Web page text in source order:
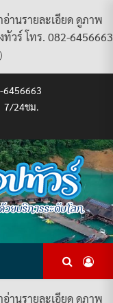
านรายละเอียด ดูภาพ
วร์ โทร. 082-6456663
6456663
7/24ชม.
มด
านรายละเอียด ดูภาพ